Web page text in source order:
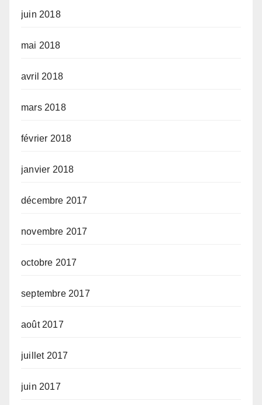
juin 2018
mai 2018
avril 2018
mars 2018
février 2018
janvier 2018
décembre 2017
novembre 2017
octobre 2017
septembre 2017
août 2017
juillet 2017
juin 2017